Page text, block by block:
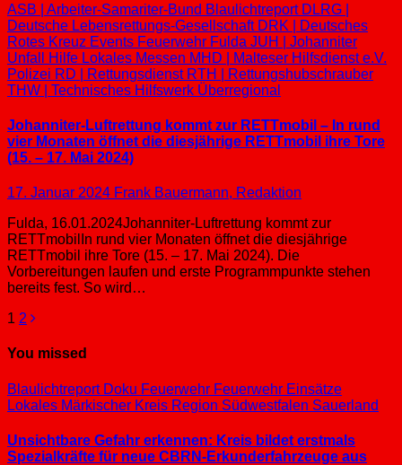
ASB | Arbeiter-Samariter-Bund Blaulichtreport DLRG |
Deutsche Lebensrettungs-Gesellschaft DRK | Deutsches
Rotes Kreuz Events Feuerwehr Fulda JUH | Johanniter
Unfall Hilfe Lokales Messen MHD | Malteser Hilfsdienst e.V.
Polizei RD | Rettungsdienst RTH | Rettungshubschrauber
THW | Technisches Hilfswerk Überregional
Johanniter-Luftrettung kommt zur RETTmobil – In rund
vier Monaten öffnet die diesjährige RETTmobil ihre Tore
(15. – 17. Mai 2024)
17. Januar 2024 Frank Bauermann, Redaktion
Fulda, 16.01.2024Johanniter-Luftrettung kommt zur
RETTmobilIn rund vier Monaten öffnet die diesjährige
RETTmobil ihre Tore (15. – 17. Mai 2024). Die
Vorbereitungen laufen und erste Programmpunkte stehen
bereits fest. So wird…
Seitennummerierung
der
1 2
You missed
Blaulichtreport Doku Feuerwehr Feuerwehr Einsätze
Lokales Märkischer Kreis Region Südwestfalen Sauerland
Unsichtbare Gefahr erkennen: Kreis bildet erstmals
Spezialkräfte für neue CBRN-Erkunderfahrzeuge aus